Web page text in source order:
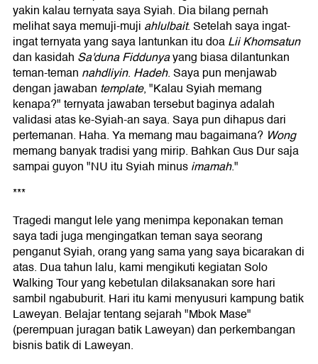
yakin kalau ternyata saya Syiah. Dia bilang pernah
melihat saya memuji-muji ahlulbait. Setelah saya ingat-
ingat ternyata yang saya lantunkan itu doaLii Khomsatun
dan kasidah Sa'duna Fiddunyayang biasa dilantunkan
teman-teman nahdliyin. Hadeh. Saya pun menjawab
dengan jawaban template, "Kalau Syiah memang
kenapa?" ternyata jawaban tersebut baginya adalah
validasi atas ke-Syiah-an saya. Saya pun dihapus dari
pertemanan. Haha. Ya memang mau bagaimana? Wong
memang banyak tradisi yang mirip. Bahkan Gus Dur saja
sampai guyon "NU itu Syiah minusimamah."
***
Tragedi mangut lele yang menimpa keponakan teman
saya tadi juga mengingatkan teman saya seorang
penganut Syiah, orang yang sama yang saya bicarakan di
atas. Dua tahun lalu, kami mengikuti kegiatan Solo
Walking Tour yang kebetulan dilaksanakan sore hari
sambil ngabuburit. Hari itu kami menyusuri kampung batik
Laweyan. Belajar tentang sejarah "Mbok Mase"
(perempuan juragan batik Laweyan) dan perkembangan
bisnis batik di Laweyan.